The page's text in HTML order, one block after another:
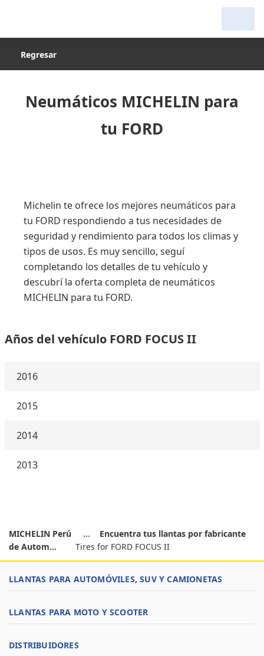
Regresar
Neumáticos MICHELIN para
tu FORD
Michelin te ofrece los mejores neumáticos para
tu FORD respondiendo a tus necesidades de
seguridad y rendimiento para todos los climas y
tipos de usos. Es muy sencillo, seguí
completando los detalles de tu vehículo y
descubrí la oferta completa de neumáticos
MICHELIN para tu FORD.
Años del vehículo FORD FOCUS II
2016
2015
2014
2013
MICHELIN Perú
Encuentra tus llantas por fabricante
de Autom...
Tires for FORD FOCUS II
LLANTAS PARA AUTOMÓVILES, SUV Y CAMIONETAS
LLANTAS PARA MOTO Y SCOOTER
DISTRIBUIDORES